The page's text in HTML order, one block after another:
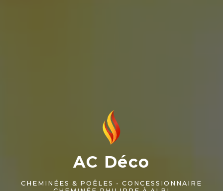
AC Déco
CHEMINÉES & POÊLES - CONCESSIONNAIRE